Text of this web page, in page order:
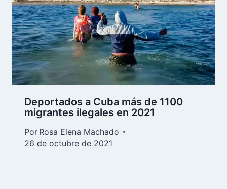
Deportados a Cuba más de 1100
migrantes ilegales en 2021
Por Rosa Elena Machado
26 de octubre de 2021